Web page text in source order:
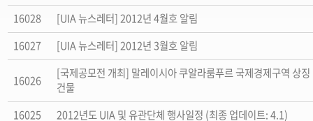
16028
[UIA 뉴스레터] 2012년 4월호 알림
16027
[UIA 뉴스레터] 2012년 3월호 알림
16026
[국제공모전 개최] 말레이시아 쿠알라룸푸르 국제경제구역 상징
건물
16025
2012년도 UIA 및 유관단체 행사일정 (최종 업데이트: 4.1)